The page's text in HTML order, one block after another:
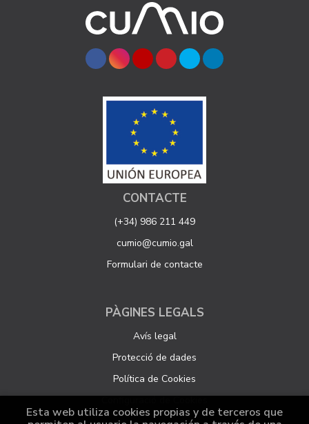
CONTACTE
(+34) 986 211 449
cumio@cumio.gal
Formulari de contacte
PÀGINES LEGALS
Avís legal
Protecció de dades
Política de Cookies
Esta web utiliza cookies propias y de terceros que